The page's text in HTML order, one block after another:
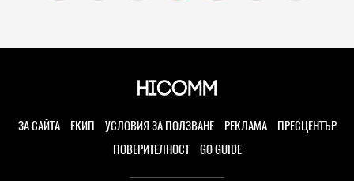
ЗА САЙТА ЕКИП УСЛОВИЯ ЗА ПОЛЗВАНЕ РЕКЛАМА
ПРЕСЦЕНТЪР
ПОВЕРИТЕЛНОСТ
GO GUIDE